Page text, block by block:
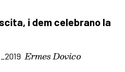
i dem celebrano la
Ermes Dovico